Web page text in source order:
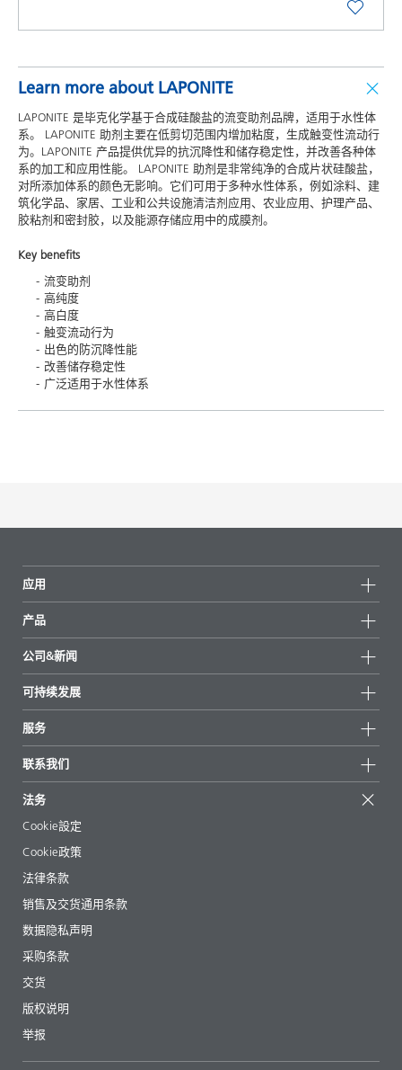
Learn more about LAPONITE
LAPONITE 是毕克化学基于合成硅酸盐的流变助剂品牌，适用于水性体
系。 LAPONITE 助剂主要在低剪切范围内增加粘度，生成触变性流动行
为。LAPONITE 产品提供优异的抗沉降性和储存稳定性，并改善各种体
系的加工和应用性能。 LAPONITE 助剂是非常纯净的合成片状硅酸盐，
对所添加体系的颜色无影响。它们可用于多种水性体系，例如涂料、建
筑化学品、家居、工业和公共设施清洁剂应用、农业应用、护理产品、
胶粘剂和密封胶，以及能源存储应用中的成膜剂。
Key benefits
流变助剂
高纯度
高白度
触变流动行为
出色的防沉降性能
改善储存稳定性
广泛适用于水性体系
应用
产品
所有产品
重点推荐
公司&新闻
新闻
新闻和媒体
地区和分销商
展会和活动
可持续发展
可持续产品
成功案例
EcoVadis
认证
服务
起始配方
文章
电子书
法规事务
助剂指南 App
视频
下载
联系我们
法务
Cookie設定
Cookie政策
法律条款
销售及交货通用条款
数据隐私声明
采购条款
交货
版权说明
举报